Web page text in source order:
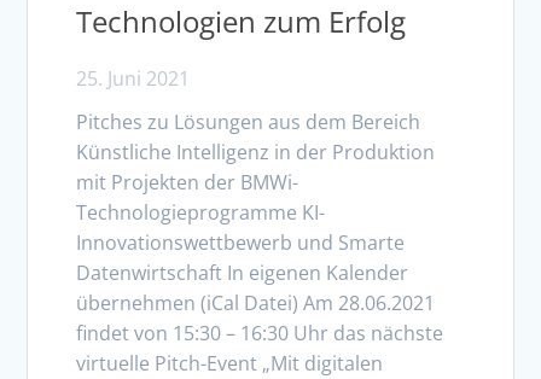
Technologien zum Erfolg
25. Juni 2021
Pitches zu Lösungen aus dem Bereich
Künstliche Intelligenz in der Produktion
mit Projekten der BMWi-
Technologieprogramme KI-
Innovationswettbewerb und Smarte
Datenwirtschaft In eigenen Kalender
übernehmen (iCal Datei) Am 28.06.2021
findet von 15:30 – 16:30 Uhr das nächste
virtuelle Pitch-Event „Mit digitalen